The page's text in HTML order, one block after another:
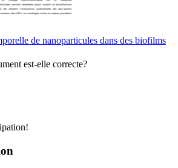
de nanoparticules dans des biofilms
est-elle correcte?